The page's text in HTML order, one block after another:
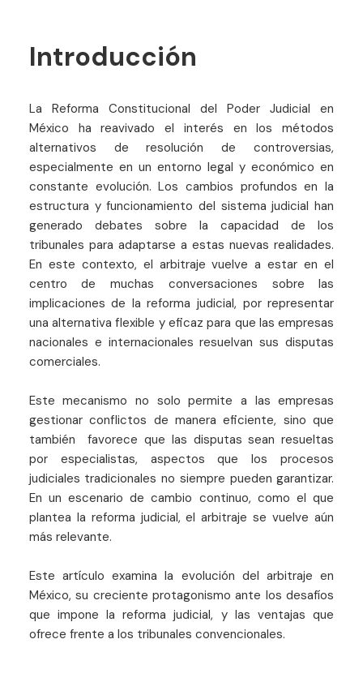
Introducción
La Reforma Constitucional del Poder Judicial en
México ha reavivado el interés en los métodos
alternativos de resolución de controversias,
especialmente en un entorno legal y económico en
constante evolución. Los cambios profundos en la
estructura y funcionamiento del sistema judicial han
generado debates sobre la capacidad de los
tribunales para adaptarse a estas nuevas realidades.
En este contexto, el arbitraje vuelve a estar en el
centro de muchas conversaciones sobre las
implicaciones de la reforma judicial, por representar
una alternativa flexible y eficaz para que las empresas
nacionales e internacionales resuelvan sus disputas
comerciales.
Este mecanismo no solo permite a las empresas
gestionar conflictos de manera eficiente, sino que
también favorece que las disputas sean resueltas
por especialistas, aspectos que los procesos
judiciales tradicionales no siempre pueden garantizar.
En un escenario de cambio continuo, como el que
plantea la reforma judicial, el arbitraje se vuelve aún
más relevante.
Este artículo examina la evolución del arbitraje en
México, su creciente protagonismo ante los desafíos
que impone la reforma judicial, y las ventajas que
ofrece frente a los tribunales convencionales.